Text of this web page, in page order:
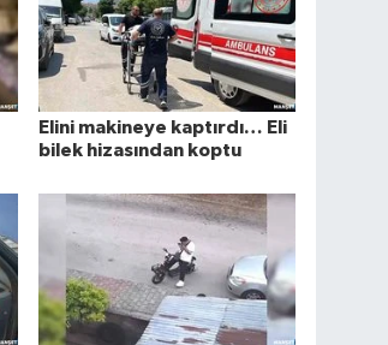
Elini makineye kaptırdı… Eli
bilek hizasından koptu